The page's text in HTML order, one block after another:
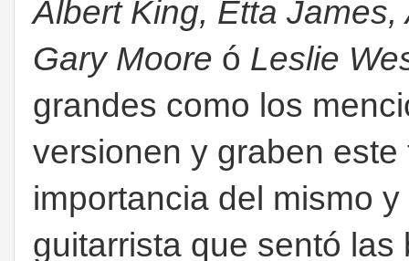
Albert King, Etta
Gary Moore ó Leslie
grandes como los
versionen y graben
importancia del mismo
guitarrista que sentó